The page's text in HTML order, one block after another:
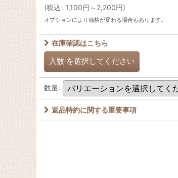
(税込: 1,100円 ～2,200円)
オプションにより価格が変わる場合もあります。
在庫確認はこちら
入数 を選択してください
数量:
返品特約に関する重要事項